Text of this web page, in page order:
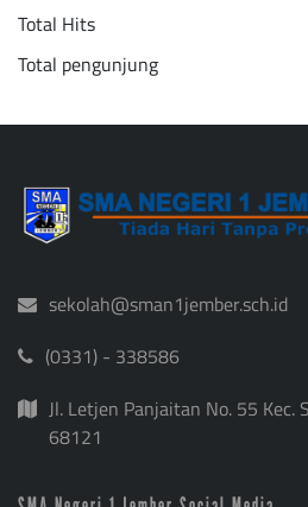
Total Hits
Total pengunjung
sekolah@sman1jember.sch.id
(0331) - 338586
Jl. Letjen Panjaitan No. 55 Kec.
68121